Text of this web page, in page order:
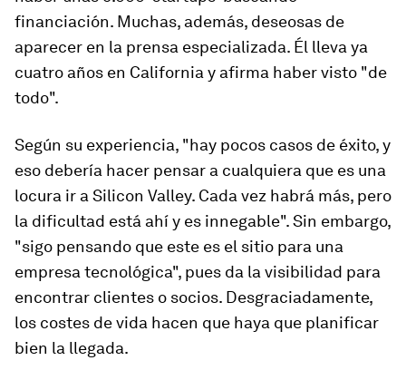
financiación. Muchas, además, deseosas de
aparecer en la prensa especializada. Él lleva ya
cuatro años en California y afirma haber visto "de
todo".
Según su experiencia, "hay pocos casos de éxito, y
eso debería hacer pensar a cualquiera que es una
locura ir a Silicon Valley. Cada vez habrá más, pero
la dificultad está ahí y es innegable". Sin embargo,
"sigo pensando que este es el sitio para una
empresa tecnológica", pues da la visibilidad para
encontrar clientes o socios. Desgraciadamente,
los costes de vida hacen que haya que planificar
bien la llegada.